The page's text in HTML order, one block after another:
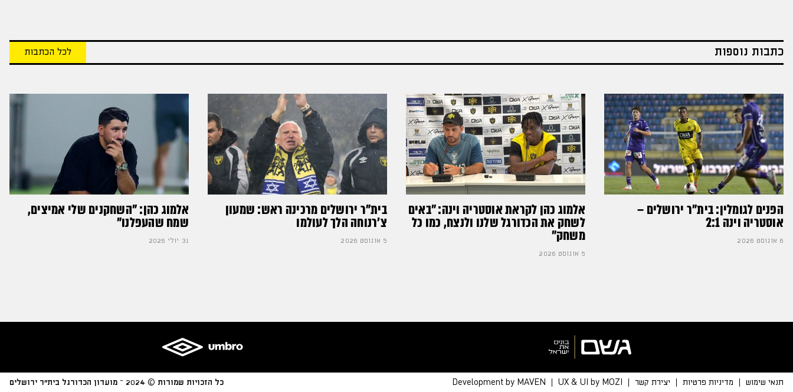
כתבות נוספות לכל הכתבות
הפנים לגומלין: בית״ר ירושלים –
אוסטריה וינה 2:1
6 אוגוסט 2026
אלמוג כהן לקראת אוסטריה וינה: ״באים
לשחק את הכדורגל שלנו ולנצח, כמו כל
משחק״
5 אוגוסט 2026
בית"ר ירושלים מרכינה ראש: שמעון
צ'רנוחה הלך לעולמו
5 אוגוסט 2026
אלמוג כהן: "השחקנים שלי אמיצים,
שמח שהעפלנו"
31 יולי 2026
תנאי שימוש מדיניות פרטיות יצירת קשר UX & UI by MOZI
Development by MAVEN כל הזכויות שמורות © 2024 – מועדון הכדורגל בית״ר ירושלים